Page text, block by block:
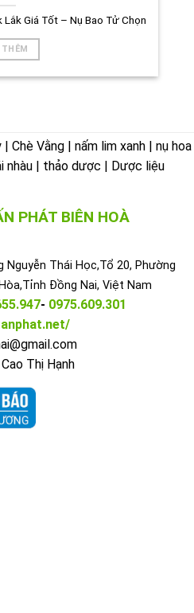
Giá Tốt – Nụ Bao Tử Chọn
Chè Vằng | nấm lim xanh | nụ hoa
nhàu | thảo dược | Dược liệu
PHÁT BIÊN HOÀ
Nguyễn Thái Học,Tổ 20, Phường
Đồng Nai, Việt Nam
- 0975.609.301
Cao Thị Hạnh